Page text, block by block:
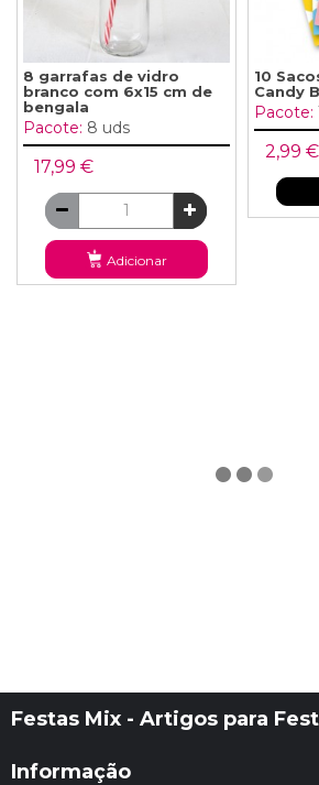
8 garrafas de vidro
branco com 6x15 cm de
bengala
Pacote: 8 uds
17,99 €
Adicionar
10
Candy
Pacote:
2,99 €
Festas Mix - Artigos para
Informação